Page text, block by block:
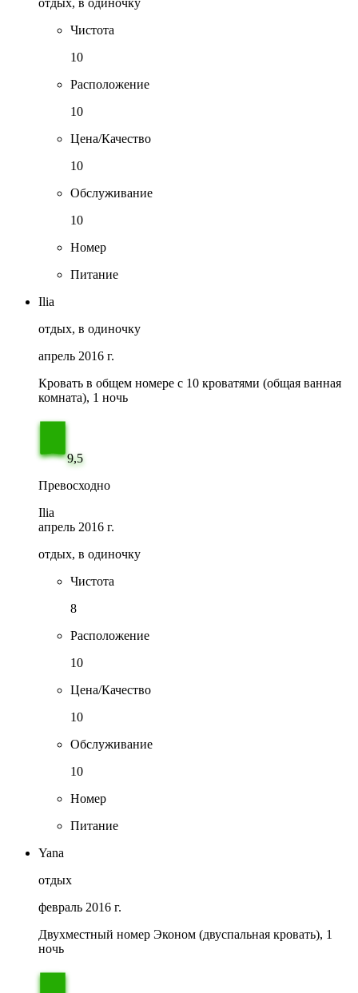
Чистота
10
Расположение
10
Цена/Качество
10
Обслуживание
10
Номер
Питание
Ilia
отдых, в одиночку
апрель 2016 г.
Кровать в общем номере c 10 кроватями (общая ванная
комната), 1 ночь
9,5
Превосходно
Ilia
апрель 2016 г.
отдых, в одиночку
Чистота
8
Расположение
10
Цена/Качество
10
Обслуживание
10
Номер
Питание
Yana
отдых
февраль 2016 г.
Двухместный номер Эконом (двуспальная кровать), 1
ночь